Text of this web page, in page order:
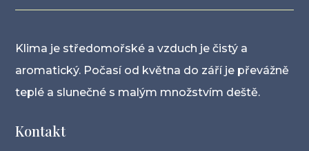
Klima je středomořské a vzduch je čistý a
aromatický. Počasí od května do září je převážně
teplé a slunečné s malým množstvím deště.
Kontakt